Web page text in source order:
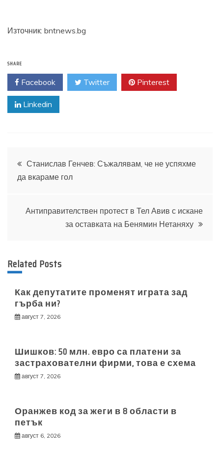
Източник: bntnews.bg
SHARE
Facebook Twitter Pinterest
Linkedin
Навигация
Станислав Генчев: Съжалявам, че не успяхме
да вкараме гол
Антиправителствен протест в Тел Авив с искане
за оставката на Бенямин Нетаняху
Related Posts
Как депутатите променят играта зад
гърба ни?
август 7, 2026
Шишков: 50 млн. евро са платени за
застрахователни фирми, това е схема
август 7, 2026
Оранжев код за жеги в 8 области в
петък
август 6, 2026